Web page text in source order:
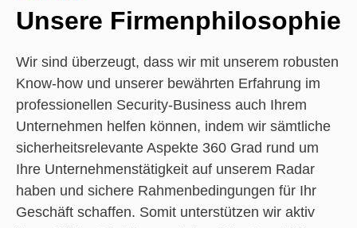
Unsere Firmenphilosophie
Wir sind überzeugt, dass wir mit unserem robusten
Know-how und unserer bewährten Erfahrung im
professionellen Security-Business auch Ihrem
Unternehmen helfen können, indem wir sämtliche
sicherheitsrelevante Aspekte 360 Grad rund um
Ihre Unternehmenstätigkeit auf unserem Radar
haben und sichere Rahmenbedingungen für Ihr
Geschäft schaffen. Somit unterstützen wir aktiv